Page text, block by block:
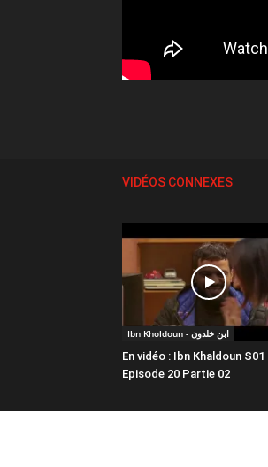
VIDÉOS CONNEXES
Ibn Kholdoun - ابن خلدون
En vidéo : Ibn Khaldoun S01
Episode 20 Partie 02